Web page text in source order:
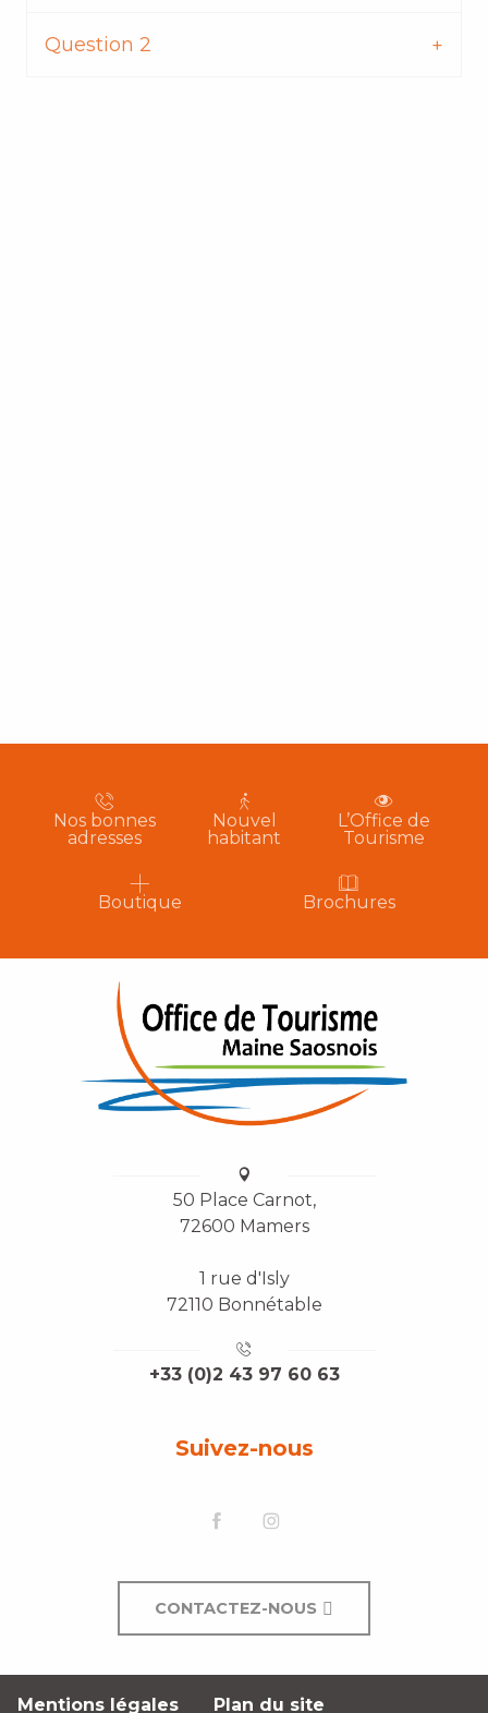
Question 2
Nos bonnes
adresses
Nouvel
habitant
L’Office de
Tourisme
Boutique Brochures
50 Place Carnot,
72600 Mamers
1 rue d'Isly
72110 Bonnétable
+33 (0)2 43 97 60 63
Suivez-nous
CONTACTEZ-NOUS
Mentions légales Plan du site